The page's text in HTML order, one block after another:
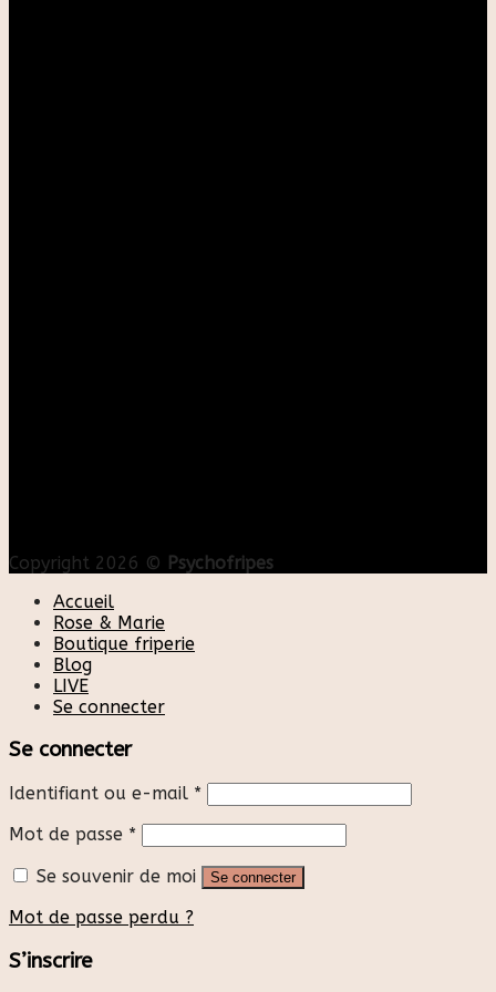
Copyright 2026 © Psychofripes
Accueil
Rose & Marie
Boutique friperie
Blog
LIVE
Se connecter
Se connecter
Identifiant ou e-mail *
Mot de passe *
Se souvenir de moi
Se connecter
Mot de passe perdu ?
S’inscrire